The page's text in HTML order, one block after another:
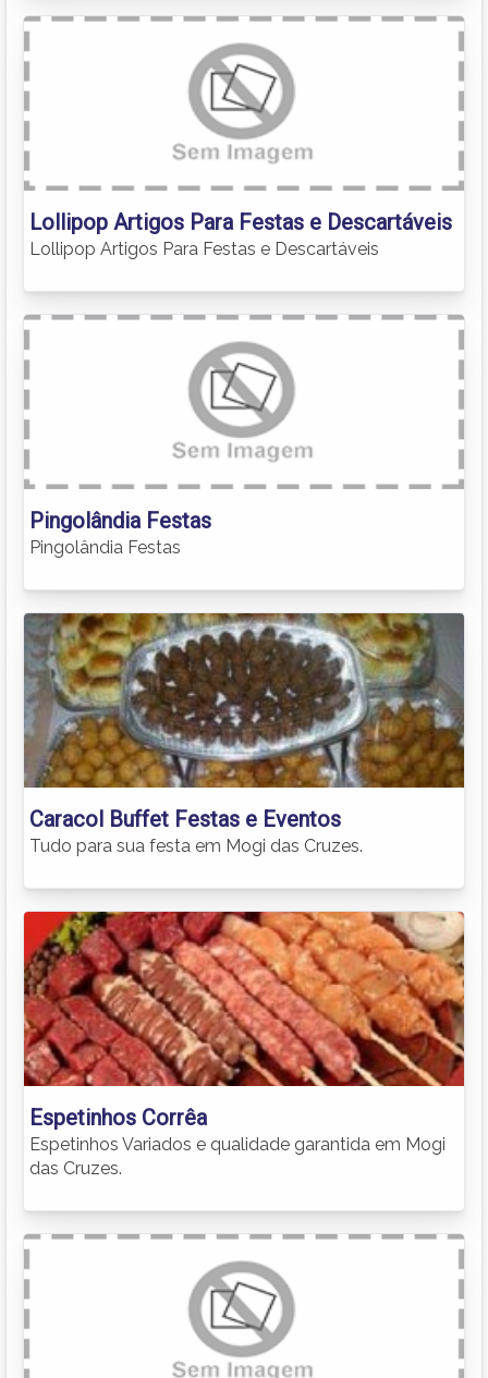
Lollipop Artigos Para Festas e Descartáveis
Lollipop Artigos Para Festas e Descartáveis
Pingolândia Festas
Pingolândia Festas
Caracol Buffet Festas e Eventos
Tudo para sua festa em Mogi das Cruzes.
Espetinhos Corrêa
Espetinhos Variados e qualidade garantida em Mogi
das Cruzes.